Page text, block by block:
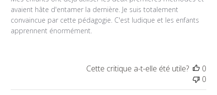
avaient hâte d'entamer la dernière. Je suis totalement
convaincue par cette pédagogie. C'est ludique et les enfants
apprennent énormément.
Cette critique a-t-elle été utile?
0
0